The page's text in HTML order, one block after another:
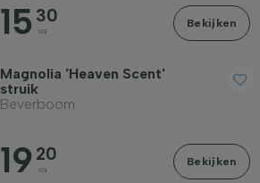
15 30
va
Bekijken
Magnolia 'Heaven Scent'
struik
Beverboom
19 20
va
Bekijken